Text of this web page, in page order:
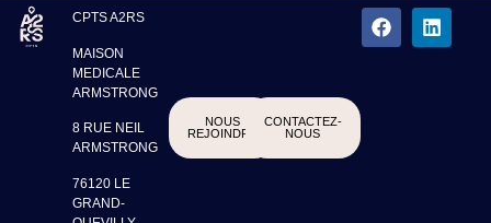
CPTS A2RS
MAISON
MEDICALE
ARMSTRONG
8 RUE NEIL
ARMSTRONG
76120 LE
GRAND-
NOUS
REJOINDRE
CONTACTEZ-
NOUS